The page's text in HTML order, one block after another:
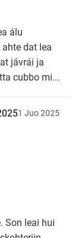
álu
dat lea
jávrái ja
cubbo mi...
1 Juo2025
Son leai hui